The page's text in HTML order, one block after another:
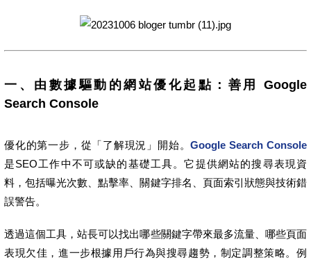
一、由數據驅動的網站優化起點：善用 Google
Search Console
優化的第一步，從「了解現況」開始。Google Search Console
是SEO工作中不可或缺的基礎工具。它提供網站的搜尋表現資
料，包括曝光次數、點擊率、關鍵字排名、頁面索引狀態與技術錯
誤警告。
透過這個工具，站長可以找出哪些關鍵字帶來最多流量、哪些頁面
表現欠佳，進一步根據用戶行為與搜尋趨勢，制定調整策略。例